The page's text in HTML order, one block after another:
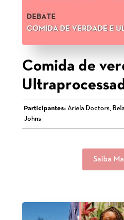
Comida de
Participantes: Ariela Doctors,
Johns
Saiba